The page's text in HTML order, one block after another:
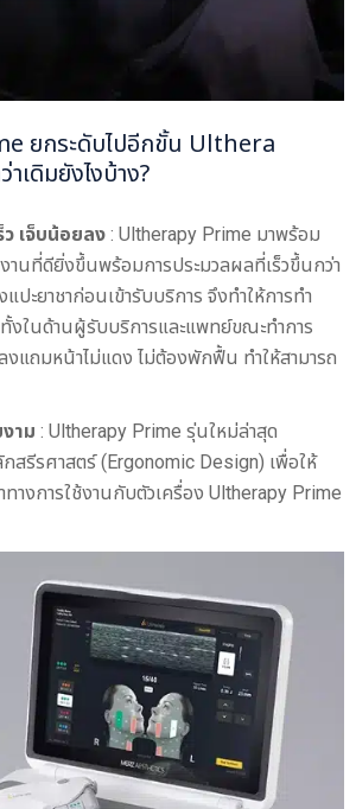
ยกระดับไปอีกขั้น Ulthera
เดิมยังไงบ้าง?
เจ็บน้อยลง : Ultherapy Prime มาพร้อม
งานที่ดียิ่งขึ้นพร้อมการประมวลผลที่เร็วขึ้นกว่า
ปะยาชาก่อนเข้ารับบริการ จึงทำให้การทำ
ทั้งในด้านผู้รับบริการและแพทย์ขณะทำการ
แถมหน้าไม่แดง ไม่ต้องพักฟื้น ทำให้สามารถ
าม : Ultherapy Prime รุ่นใหม่ล่าสุด
สรีรศาสตร์ (Ergonomic Design) เพื่อให้
างการใช้งานกับตัวเครื่อง Ultherapy Prime